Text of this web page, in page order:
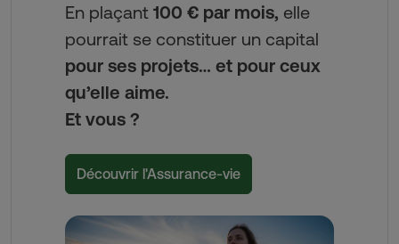
En plaçant 100 € par mois, elle
pourrait se constituer un capital
pour ses projets… et pour ceux
qu’elle aime.
Et vous ?
Découvrir l'Assurance-vie